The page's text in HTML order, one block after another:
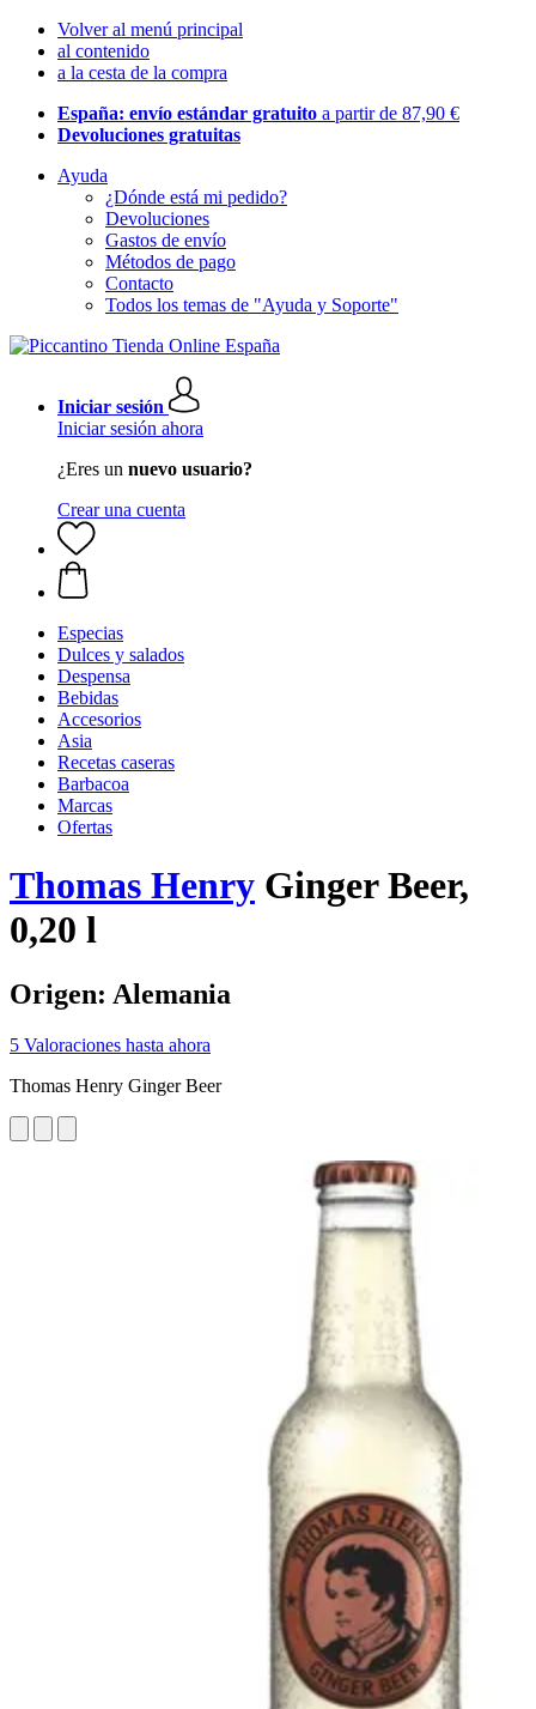
Volver al menú principal
al contenido
a la cesta de la compra
España: envío estándar gratuito a partir de 87,90 €
Devoluciones gratuitas
Ayuda
¿Dónde está mi pedido?
Devoluciones
Gastos de envío
Métodos de pago
Contacto
Todos los temas de "Ayuda y Soporte"
Iniciar sesión
Iniciar sesión ahora
¿Eres un nuevo usuario?
Crear una cuenta
Especias
Dulces y salados
Despensa
Bebidas
Accesorios
Asia
Recetas caseras
Barbacoa
Marcas
Ofertas
Thomas Henry Ginger Beer,
0,20 l
Origen: Alemania
5 Valoraciones hasta ahora
Thomas Henry Ginger Beer